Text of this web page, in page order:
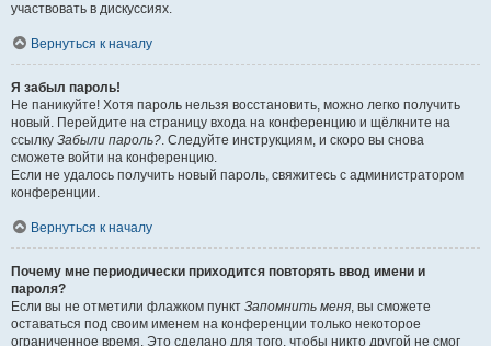
участвовать в дискуссиях.
Вернуться к началу
Я забыл пароль!
Не паникуйте! Хотя пароль нельзя восстановить, можно легко получить
новый. Перейдите на страницу входа на конференцию и щёлкните на
ссылку Забыли пароль?. Следуйте инструкциям, и скоро вы снова
сможете войти на конференцию.
Если не удалось получить новый пароль, свяжитесь с администратором
конференции.
Вернуться к началу
Почему мне периодически приходится повторять ввод имени и
пароля?
Если вы не отметили флажком пункт Запомнить меня, вы сможете
оставаться под своим именем на конференции только некоторое
ограниченное время. Это сделано для того, чтобы никто другой не смог